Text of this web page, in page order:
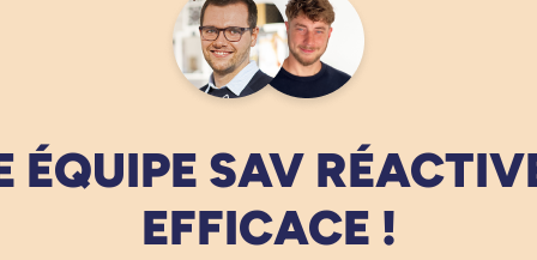
ÉQUIPE SAV
EFFICACE !